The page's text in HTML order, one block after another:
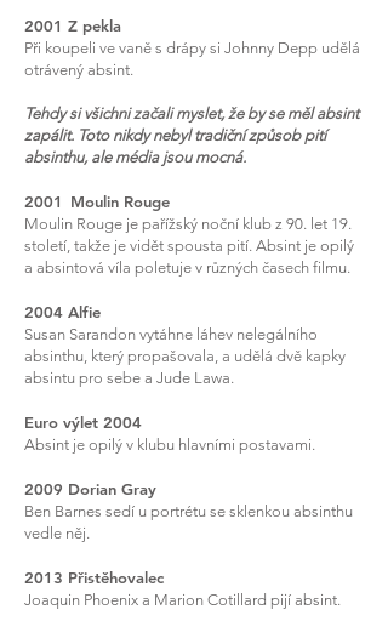
2001 Z pekla
Při koupeli ve vaně s drápy si Johnny Depp udělá
otrávený absint.
Tehdy si všichni začali myslet, že by se měl absint
zapálit. Toto nikdy nebyl tradiční způsob pití
absinthu, ale média jsou mocná.
2001 Moulin Rouge
Moulin Rouge je pařížský noční klub z 90. let 19.
století, takže je vidět spousta pití. Absint je opilý
a absintová víla poletuje v různých časech filmu.
2004 Alfie
Susan Sarandon vytáhne láhev nelegálního
absinthu, který propašovala, a udělá dvě kapky
absintu pro sebe a Jude Lawa.
Euro výlet 2004
Absint je opilý v klubu hlavními postavami.
2009 Dorian Gray
Ben Barnes sedí u portrétu se sklenkou absinthu
vedle něj.
2013 Přistěhovalec
Joaquin Phoenix a Marion Cotillard pijí absint.